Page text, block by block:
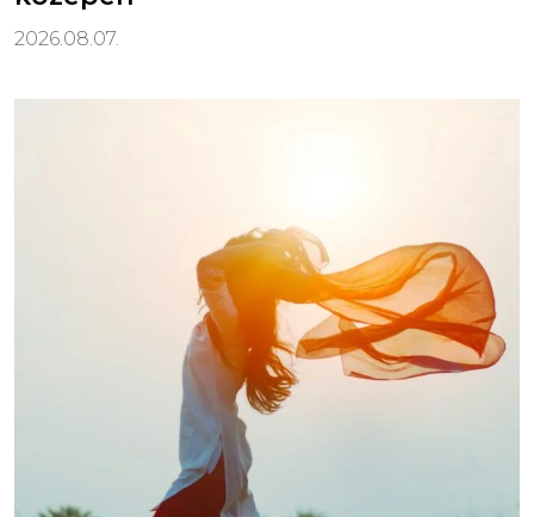
2026.08.07.